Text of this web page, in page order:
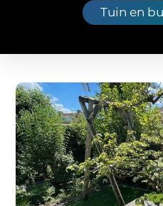
Tuin en